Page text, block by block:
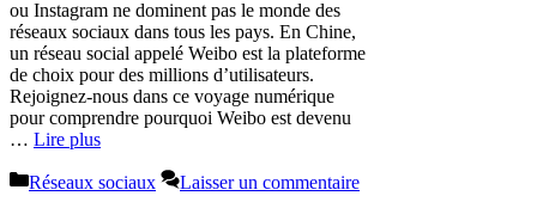
ou Instagram ne dominent pas le monde des
réseaux sociaux dans tous les pays. En Chine,
un réseau social appelé Weibo est la plateforme
de choix pour des millions d’utilisateurs.
Rejoignez-nous dans ce voyage numérique
pour comprendre pourquoi Weibo est devenu
… Lire plus
Catégories
Réseaux sociaux Laisser un commentaire